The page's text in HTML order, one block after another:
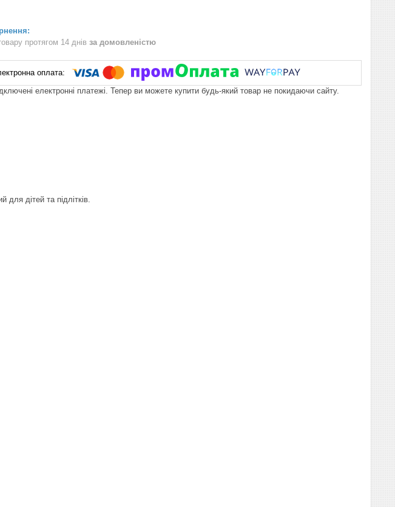
протягом 14 днів за домовленістю
електронні платежі. Тепер ви можете купити будь-який товар не покидаючи сайту.
для дітей та підлітків.